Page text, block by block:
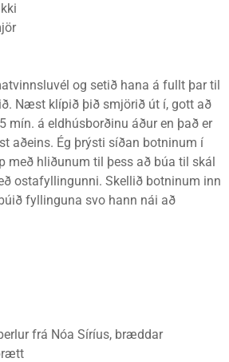
og setið hana á fullt þar til
Næst klípið þið smjörið út í, gott að
mín. á eldhúsborðinu áður en það er
aðeins. Ég þrýsti síðan botninum í
með hliðunum til þess að búa til skál
ostafyllingunni. Skellið botninum inn
fyllinguna svo hann nái að
frá Nóa Síríus, bræddar